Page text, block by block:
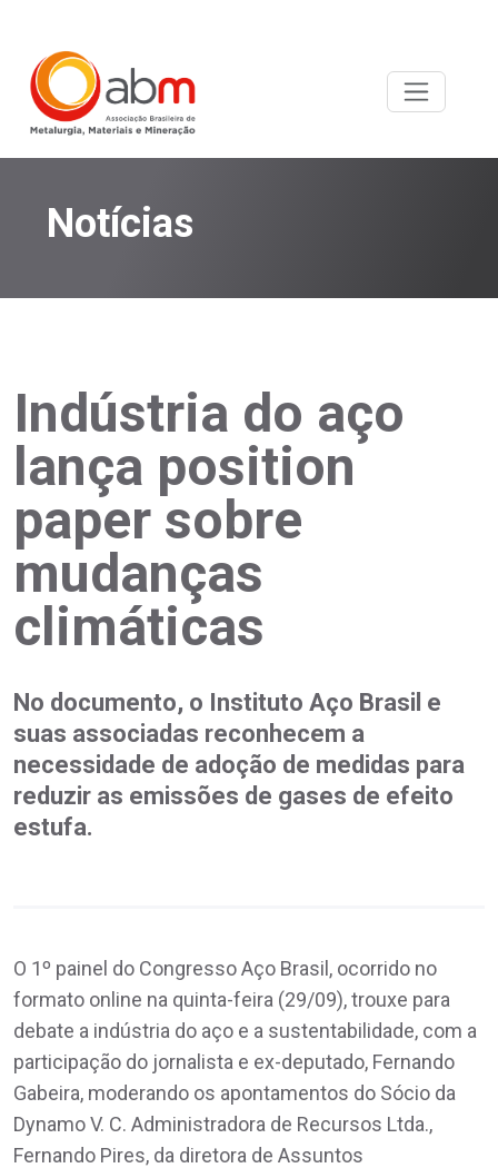
Notícias
Indústria do aço
lança position
paper sobre
mudanças
climáticas
No documento, o Instituto Aço Brasil e
suas associadas reconhecem a
necessidade de adoção de medidas para
reduzir as emissões de gases de efeito
estufa.
O 1º painel do Congresso Aço Brasil, ocorrido no
formato online na quinta-feira (29/09), trouxe para
debate a indústria do aço e a sustentabilidade, com a
participação do jornalista e ex-deputado, Fernando
Gabeira, moderando os apontamentos do Sócio da
Dynamo V. C. Administradora de Recursos Ltda.,
Fernando Pires, da diretora de Assuntos